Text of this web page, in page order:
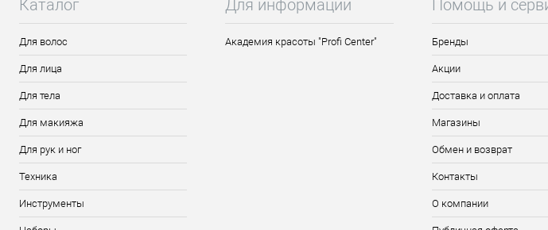
Каталог
Для волос
Для лица
Для тела
Для макияжа
Для рук и ног
Техника
Инструменты
Для информации
Академия красоты "Profi Center"
Помощь и
Бренды
Акции
Доставка и оплата
Магазины
Обмен и возврат
Контакты
О компании